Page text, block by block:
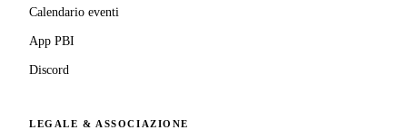
Calendario eventi
App PBI
Discord
LEGALE & ASSOCIAZIONE